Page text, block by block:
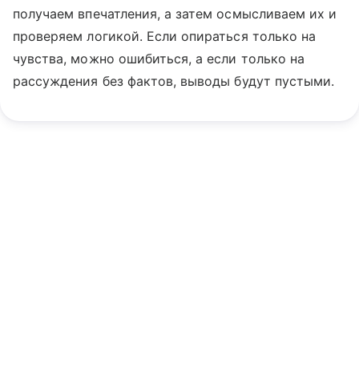
получаем впечатления, а затем осмысливаем их и
проверяем логикой. Если опираться только на
чувства, можно ошибиться, а если только на
рассуждения без фактов, выводы будут пустыми.